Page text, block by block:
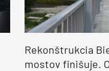
Rekonštrukcia
mostov finišuje.